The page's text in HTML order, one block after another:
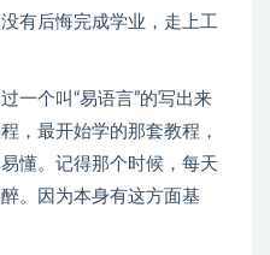
有后悔完成学业，走上工
一个叫“易语言”的写出来
，最开始学的那套教程，
懂。记得那个时候，每天
。因为本身有这方面基